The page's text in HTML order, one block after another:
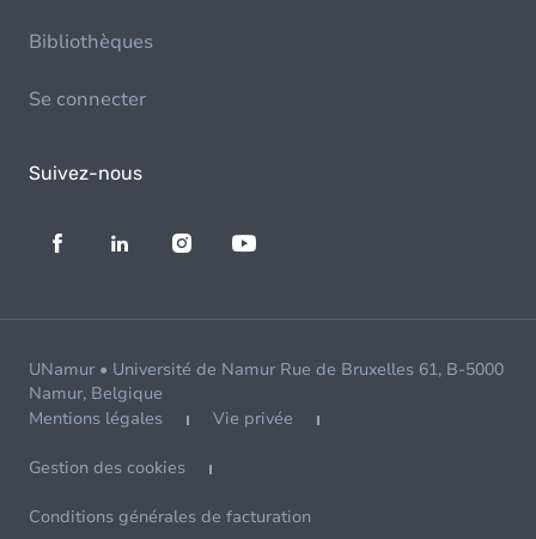
Bibliothèques
Se connecter
Suivez-nous
UNamur • Université de Namur Rue de Bruxelles 61, B-5000
Namur, Belgique
Mentions légales
Vie privée
Gestion des cookies
Conditions générales de facturation